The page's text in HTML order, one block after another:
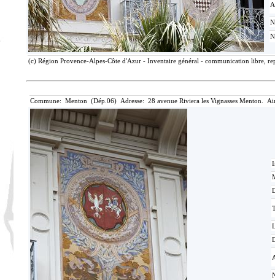
(c) Région Provence-Alpes-Côte d'Azur - Inventaire général - communication libre,
Commune: Menton (Dép.06) Adresse: 28 avenue Riviera les Vignasses Menton.